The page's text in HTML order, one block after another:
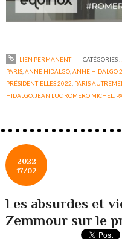
LIEN PERMANENT CATÉGORIES :
PARIS ,ANNE HIDALGO ,ANNE HIDALGO
PRÉSIDENTIELLES 2022 PARIS
HIDALGO JEAN LUC ROMERO MICHEL
2022
17/02
Les absurdes et
Zemmour sur le